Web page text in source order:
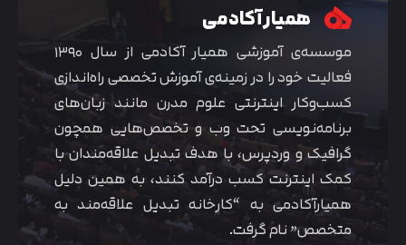
همیار آکادمی
موسسه‌ی آموزشی همیار آکادمی از سال ۱۳۹۰
فعالیت خود را در زمینه‌ی آموزش تخصصی راه‌اندازی
کسب‌و‌کار اینترنتی علوم مدرن مانند زبان‌های
برنامه‌نویسی تحت وب و تخصص‌هایی همچون
گرافیک و وردپرس، با هدف تبدیل علاقه‌مندان با
کمک اینترنت کسب درآمد کنند، به همین دلیل
همیارآکادمی به “کارخانه تبدیل علاقه‌مند به
متخصص” نام گرفت.
متوجه شدم